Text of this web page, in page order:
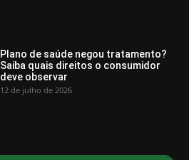
Plano de saúde negou tratamento?
Saiba quais direitos o consumidor
deve observar
12 de julho de 2026